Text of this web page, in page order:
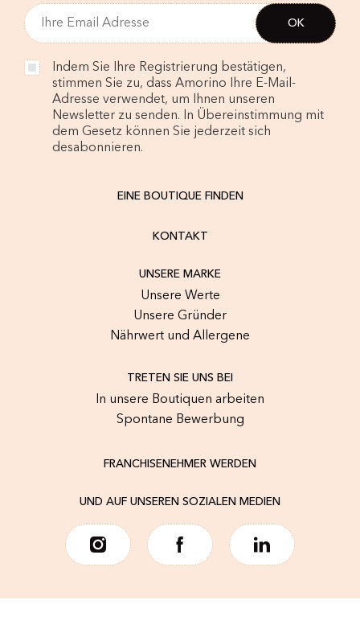
Indem Sie Ihre Registrierung bestätigen,
stimmen Sie zu, dass Amorino Ihre E-Mail-
Adresse verwendet, um Ihnen unseren
Newsletter zu senden. In Übereinstimmung mit
dem Gesetz können Sie jederzeit sich
desabonnieren.
EINE BOUTIQUE FINDEN
KONTAKT
UNSERE MARKE
Unsere Werte
Unsere Gründer
Nährwert und Allergene
TRETEN SIE UNS BEI
In unsere Boutiquen arbeiten
Spontane Bewerbung
FRANCHISENEHMER WERDEN
UND AUF UNSEREN SOZIALEN MEDIEN